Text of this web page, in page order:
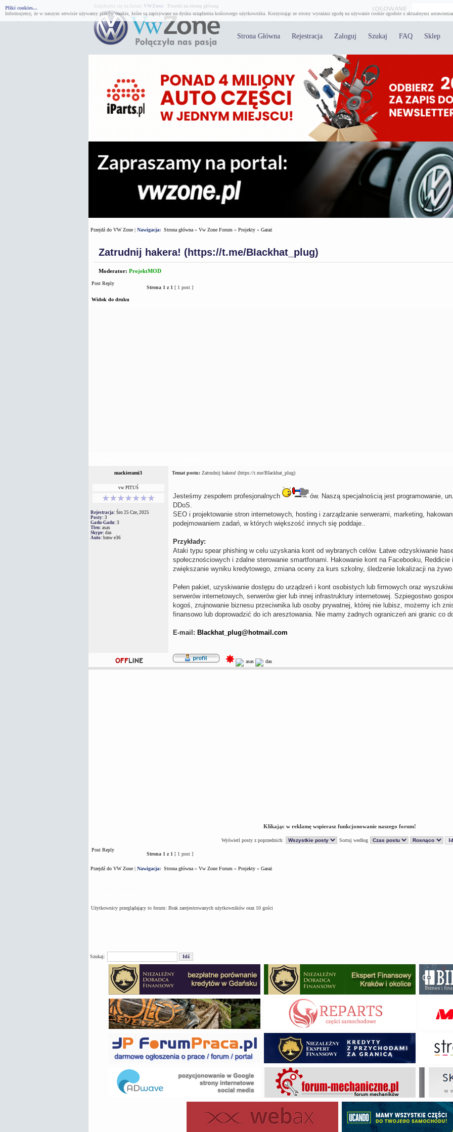
Pliki cookies...
Informujemy, że w naszym serwisie używamy plików cookie, które są zapisywane na dysku urządzenia końcowego użytkownika. Korzystając ze strony wyrażasz zgodę na używanie cookie zgodnie z aktualnymi
Znajdujesz się na forum VWZone. Powrót na stronę główną.
Strona Główna Rejestracja Zaloguj Szukaj FAQ Sklep
Przejdź do VW Zone| Nawigacja: Strona główna» Vw Zone Forum » Projekty» Garaż
Zatrudnij hakera! (https://t.me/BIackhat_plug)
Moderator: ProjektMOD
Post Reply
Strona 1 z 1 [ 1 post ]
Widok do druku
mackierami3 Temat postu:Zatrudnij hakera! (https://t.me/BIackhat_plug)
vw PITUŚ
Rejestracja: Śro 25 Cze, 2025
Posty: 3
Gadu-Gadu: 3
Tlen: asas
Skype: das
Auto: bmw e36
Jesteśmy zespołem profesjonalnych
ów. Naszą specjalnością jest programowanie,
DDoS.
SEO i projektowanie stron internetowych, hosting i zarządzanie serwerami, marketing,
podejmowaniem zadań, w których większość innych się poddaje..
Przykłady:
Ataki typu spear phishing w celu uzyskania kont od wybranych celów. Łatwe odzyskiwanie
społecznościowych i zdalne sterowanie smartfonami. Hakowanie kont na Facebooku, Reddicie
zwiększanie wyniku kredytowego, zmiana oceny za kurs szkolny, śledzenie lokalizacji na żywo
Pełen pakiet, uzyskiwanie dostępu do urządzeń i kont osobistych lub firmowych oraz
serwerów internetowych, serwerów gier lub innej infrastruktury internetowej. Szpiegostwo
kogoś, zrujnowanie biznesu przeciwnika lub osoby prywatnej, której nie lubisz, możemy ich
finansowo lub doprowadzić do ich aresztowania. Nie mamy żadnych ograniczeń ani granic co
E-mail: Blackhat_plug@hotmail.com
Klikając w reklamę wspierasz funkcjonowanie naszego forum!
Wyświetl posty z poprzednich:
Sortuj według
Post Reply
Strona 1 z 1 [ 1 post ]
Przejdź do VW Zone| Nawigacja: Strona główna» Vw Zone Forum » Projekty» Garaż
Użytkownicy przeglądający to forum: Brak zarejestrowanych użytkowników oraz 10 gości
Szukaj: